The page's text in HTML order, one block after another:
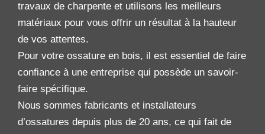
travaux de charpente et utilisons les meilleurs
matériaux pour vous offrir un résultat à la hauteur
de vos attentes.
Pour votre ossature en bois, il est essentiel de faire
confiance à une entreprise qui possède un savoir-
faire spécifique.
Nous sommes fabricants et installateurs
d’ossatures depuis plus de 20 ans, ce qui fait de